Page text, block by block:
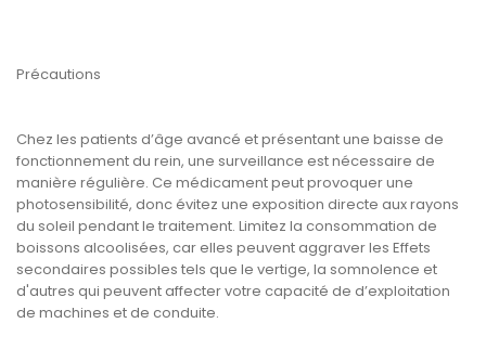
Précautions
Chez les patients d’âge avancé et présentant une baisse de
fonctionnement du rein, une surveillance est nécessaire de
manière régulière. Ce médicament peut provoquer une
photosensibilité, donc évitez une exposition directe aux rayons
du soleil pendant le traitement. Limitez la consommation de
boissons alcoolisées, car elles peuvent aggraver les Effets
secondaires possibles tels que le vertige, la somnolence et
d'autres qui peuvent affecter votre capacité de d’exploitation
de machines et de conduite.